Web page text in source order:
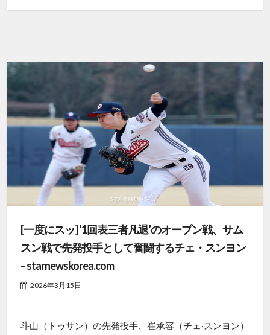
[一度にスッ] ‘1回表三者凡退’のオープン戦、サム
スン戦で先発投手として奮闘するチェ・スンヨン
– starnewskorea.com
2026年3月15日
斗山（トゥサン）の先発投手、崔承容（チェ·スンヨン）